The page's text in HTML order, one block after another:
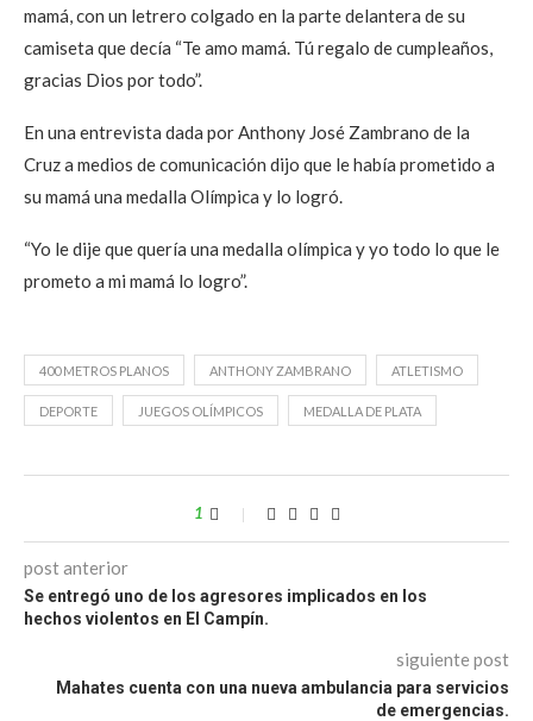
mamá, con un letrero colgado en la parte delantera de su
camiseta que decía “Te amo mamá. Tú regalo de cumpleaños,
gracias Dios por todo”.
En una entrevista dada por Anthony José Zambrano de la
Cruz a medios de comunicación dijo que le había prometido a
su mamá una medalla Olímpica y lo logró.
“Yo le dije que quería una medalla olímpica y yo todo lo que le
prometo a mi mamá lo logro”.
400 METROS PLANOS ANTHONY ZAMBRANO ATLETISMO
DEPORTE JUEGOS OLÍMPICOS MEDALLA DE PLATA
1
post anterior
Se entregó uno de los agresores implicados en los
hechos violentos en El Campín.
siguiente post
Mahates cuenta con una nueva ambulancia para servicios
de emergencias.